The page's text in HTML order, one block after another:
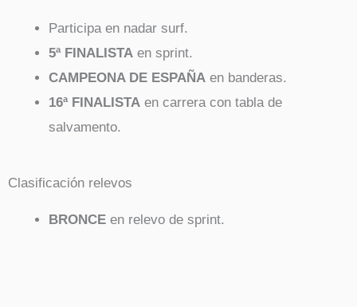
Participa en nadar surf.
5ª FINALISTA en sprint.
CAMPEONA DE ESPAÑA en banderas.
16ª FINALISTA en carrera con tabla de
salvamento.
Clasificación relevos
BRONCE en relevo de sprint.